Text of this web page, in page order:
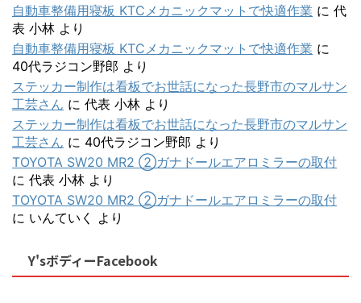
自動車整備用寝板 KTCメカニックマットで快適作業 に 代
表 小林 より
自動車整備用寝板 KTCメカニックマットで快適作業 に
40代ラジコン野郎 より
ステッカー制作は看板でお世話になった長野市のマルサン
工芸さん に 代表 小林 より
ステッカー制作は看板でお世話になった長野市のマルサン
工芸さん に 40代ラジコン野郎 より
TOYOTA SW20 MR2 ②ガナドールエアロミラーの取付
に 代表 小林 より
TOYOTA SW20 MR2 ②ガナドールエアロミラーの取付
に いんていく より
Y'sボディーFacebook